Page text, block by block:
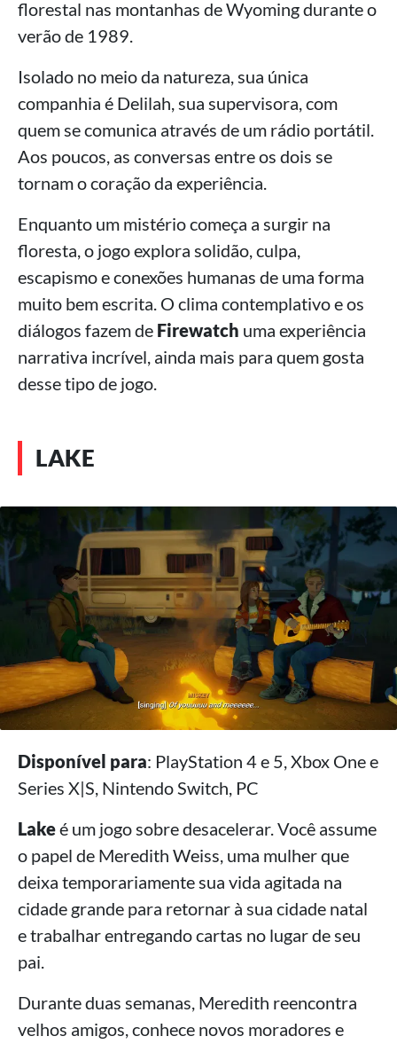
florestal nas montanhas de Wyoming durante o
verão de 1989.
Isolado no meio da natureza, sua única
companhia é Delilah, sua supervisora, com
quem se comunica através de um rádio portátil.
Aos poucos, as conversas entre os dois se
tornam o coração da experiência.
Enquanto um mistério começa a surgir na
floresta, o jogo explora solidão, culpa,
escapismo e conexões humanas de uma forma
muito bem escrita. O clima contemplativo e os
diálogos fazem de Firewatch uma experiência
narrativa incrível, ainda mais para quem gosta
desse tipo de jogo.
LAKE
Disponível para: PlayStation 4 e 5, Xbox One e
Series X|S, Nintendo Switch, PC
Lakeé um jogo sobre desacelerar. Você assume
o papel de Meredith Weiss, uma mulher que
deixa temporariamente sua vida agitada na
cidade grande para retornar à sua cidade natal
e trabalhar entregando cartas no lugar de seu
pai.
Durante duas semanas, Meredith reencontra
velhos amigos, conhece novos moradores e